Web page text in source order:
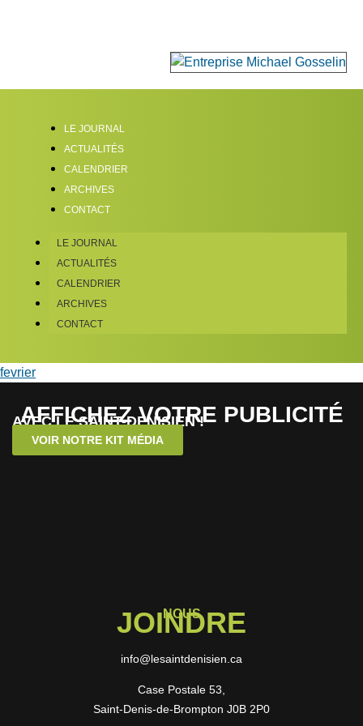
LE JOURNAL
ACTUALITÉS
CALENDRIER
ARCHIVES
CONTACT
LE JOURNAL
ACTUALITÉS
CALENDRIER
ARCHIVES
CONTACT
fevrier
AFFICHEZ VOTRE PUBLICITÉ
AVEC LE SAINT-DENISIEN !
VOIR NOTRE KIT MÉDIA
NOUS
JOINDRE
info@lesaintdenisien.ca
Case Postale 53,
Saint-Denis-de-Brompton J0B 2P0